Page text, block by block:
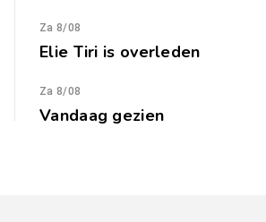
Za 8/08
Elie Tiri is overleden
Za 8/08
Vandaag gezien